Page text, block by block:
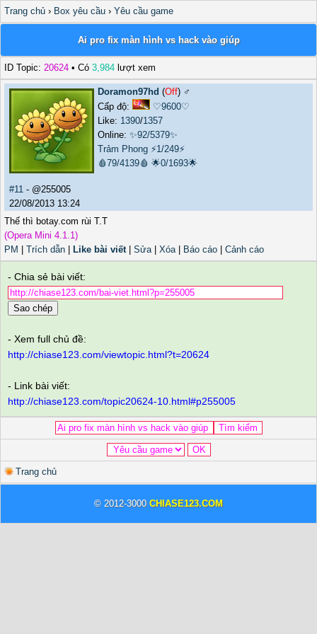
Trang chủ › Box yêu cầu › Yêu cầu game
Ai pro fix màn hình vs hack vào giúp
ID Topic: 20624 • Có 3,984 lượt xem
Doramon97hd (Off) ♂️
Cấp độ:
♡9600♡
Like: 1390/1357
Online: ✨92/5379✨
Trảm Phong ⚡1/249⚡
🩸79/4139🩸 🌟0/1693🌟
#11 - @255005
22/08/2013 13:24
Thế thì botay.com rùi T.T
(Opera Mini 4.1.1)
PM
Trích dẫn Like bài viết| Sửa| Xóa| Báo cáo Cảnh cáo
- Chia sẻ bài viết:
Sao chép
- Xem full chủ đề:
http://chiase123.com/viewtopic.html?t=20624
- Link bài viết:
http://chiase123.com/topic20624-10.html#p255005
Trang chủ
© 2012-3000 CHIASE123.COM